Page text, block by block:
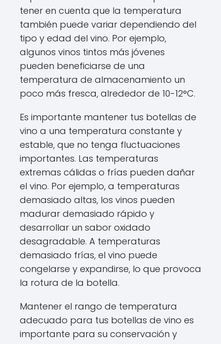
tener en cuenta que la temperatura
también puede variar dependiendo del
tipo y edad del vino. Por ejemplo,
algunos vinos tintos más jóvenes
pueden beneficiarse de una
temperatura de almacenamiento un
poco más fresca, alrededor de 10-12°C.
Es importante mantener tus botellas de
vino a una temperatura constante y
estable, que no tenga fluctuaciones
importantes. Las temperaturas
extremas cálidas o frías pueden dañar
el vino. Por ejemplo, a temperaturas
demasiado altas, los vinos pueden
madurar demasiado rápido y
desarrollar un sabor oxidado
desagradable. A temperaturas
demasiado frías, el vino puede
congelarse y expandirse, lo que provoca
la rotura de la botella.
Mantener el rango de temperatura
adecuado para tus botellas de vino es
importante para su conservación y